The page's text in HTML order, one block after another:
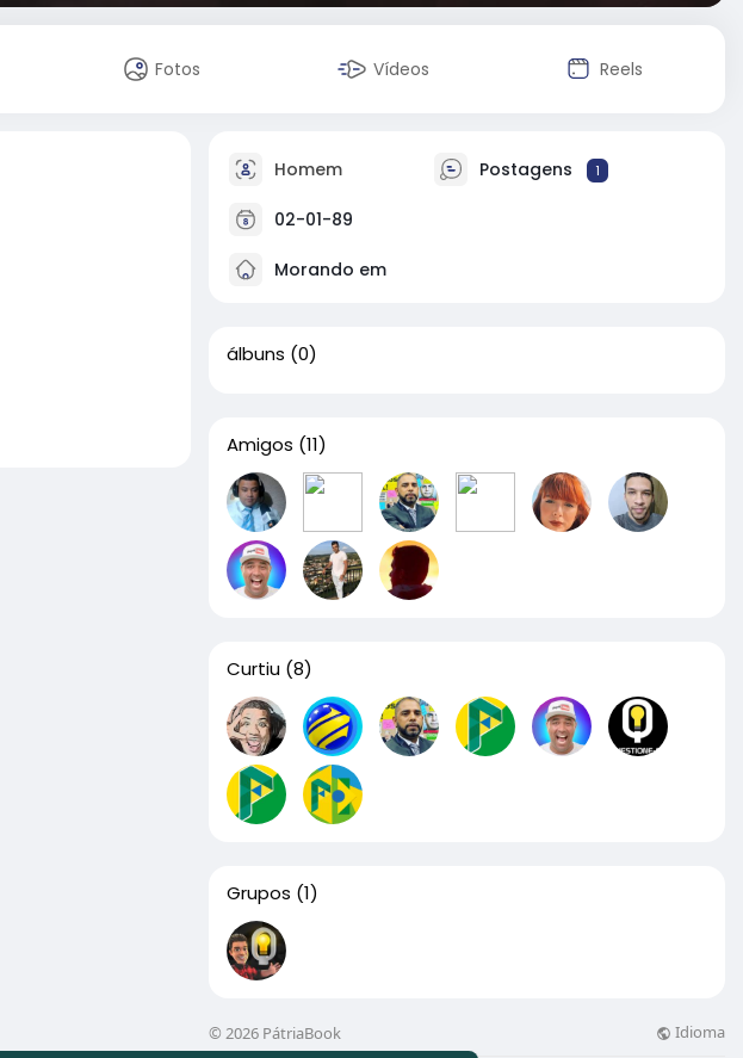
Fotos Vídeos Reels
Homem Postagens 1
02-01-89
Morando em
álbuns (0)
Amigos (11)
Curtiu (8)
Grupos (1)
© 2026 PátriaBook Idioma